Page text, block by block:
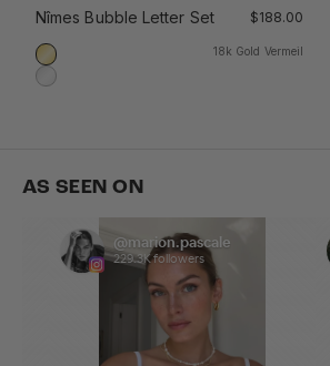
Nîmes Bubble Letter Set $188.00
18k Gold Vermeil
925 Sterling Silber
18k Gold Vermeil
AS SEEN ON
@marion.pascale
229.3K followers